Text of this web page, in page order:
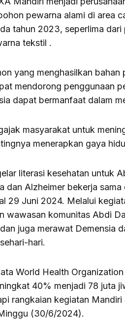
pewarna alami di area
tahun 2023, seperlima dari
tekstil .
yang menghasilkan bahan
mendorong penggunaan
dapat bermanfaat dalam
masyarakat untuk
menerapkan gaya
literasi kesehatan untuk
dan Alzheimer bekerja sama
29 Juni 2024. Melalui
wawasan komunitas Abdi
juga merawat Demensia
hari.
World Health
40% menjadi 78 juta
rangkaian kegiatan
(30/6/2024).